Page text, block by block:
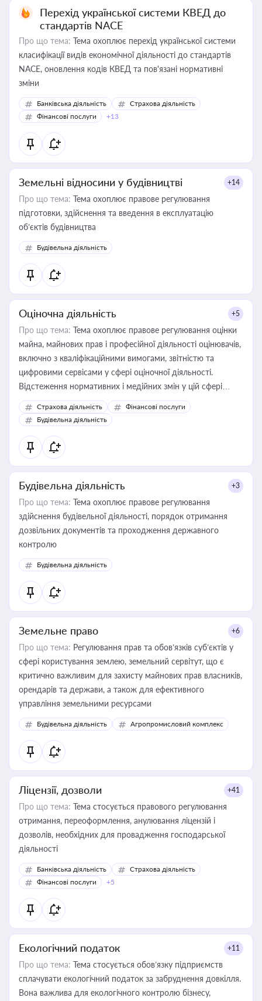
Перехід української системи КВЕД до
стандартів NACE
Про що тема: Тема охоплює перехід української системи
класифікації видів економічної діяльності до стандартів
NACE, оновлення кодів КВЕД та пов'язані нормативні
зміни
Банківська діяльність
Страхова діяльність
Фінансові послуги
+13
Земельні відносини у будівництві +14
Про що тема: Тема охоплює правове регулювання
підготовки, здійснення та введення в експлуатацію
об’єктів будівництва
Будівельна діяльність
Оціночна діяльність +5
Про що тема: Тема охоплює правове регулювання оцінки
майна, майнових прав і професійної діяльності оцінювачів,
включно з кваліфікаційними вимогами, звітністю та
цифровими сервісами у сфері оціночної діяльності.
Відстеження нормативних і медійних змін у цій сфері
корисне для власника бізнесу, керівника, юриста або
бухгалтера під час оподаткування, приватизації, оренди
державного майна, корпоративних угод і перевірки
статусу суб'єктів оціночної діяльності
Страхова діяльність
Фінансові послуги
Будівельна діяльність
Будівельна діяльність +3
Про що тема: Тема охоплює правове регулювання
здійснення будівельної діяльності, порядок отримання
дозвільних документів та проходження державного
контролю
Будівельна діяльність
Земельне право +6
Про що тема: Регулювання прав та обов’язків суб’єктів у
сфері користування землею, земельний сервітут, що є
критично важливим для захисту майнових прав власників,
орендарів та держави, а також для ефективного
управління земельними ресурсами
Будівельна діяльність Агропромисловий комплекс
Ліцензії, дозволи +41
Про що тема: Тема стосується правового регулювання
отримання, переоформлення, анулювання ліцензій і
дозволів, необхідних для провадження господарської
діяльності
Банківська діяльність
Страхова діяльність
Фінансові послуги
+5
Екологічний податок +11
Про що тема: Тема стосується обов’язку підприємств
сплачувати екологічний податок за забруднення довкілля.
Вона важлива для екологічного контролю бізнесу,